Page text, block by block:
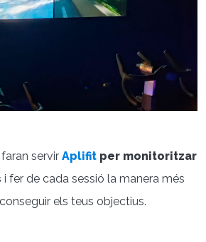
servir Aplifit per monitoritzar
i fer de cada sessió la manera més
els teus objectius.